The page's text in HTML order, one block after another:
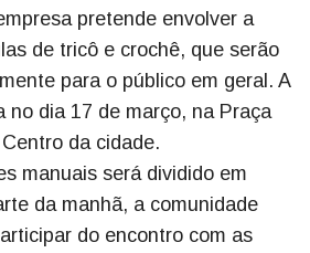
pretende envolver a
de tricô e crochê, que serão
para o público em geral. A
no dia 17 de março, na Praça
da cidade.
manuais será dividido em
da manhã, a comunidade
do encontro com as